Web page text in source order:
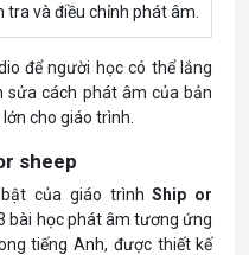
tra và điều chỉnh phát âm.
để người học có thể lắng
sửa cách phát âm của bản
cho giáo trình.
sheep
của giáo trìnhShip or
bài học phát âm tương ứng
tiếng Anh, được thiết kế